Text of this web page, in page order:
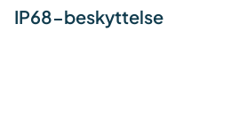
IP68-beskyttelse